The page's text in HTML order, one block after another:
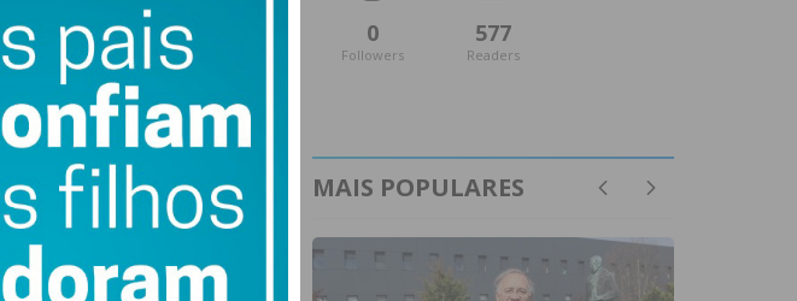
Encerradas as
Quer”, que elege
Santos para
um mandato e elege
em coligação com o
0
Followers
577
Readers
MAIS POPULARES